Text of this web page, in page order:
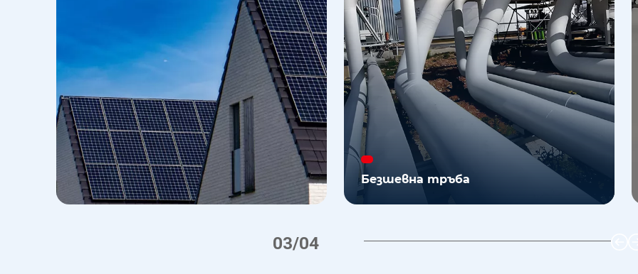
Т-образна фина стомана
04/04